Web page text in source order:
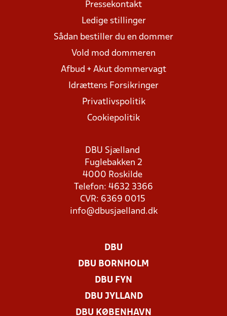
Pressekontakt
Ledige stillinger
Sådan bestiller du en dommer
Vold mod dommeren
Afbud + Akut dommervagt
Idrættens Forsikringer
Privatlivspolitik
Cookiepolitik
DBU Sjælland
Fuglebakken 2
4000 Roskilde
Telefon: 4632 3366
CVR: 6369 0015
info@dbusjaelland.dk
DBU
DBU BORNHOLM
DBU FYN
DBU JYLLAND
DBU KØBENHAVN